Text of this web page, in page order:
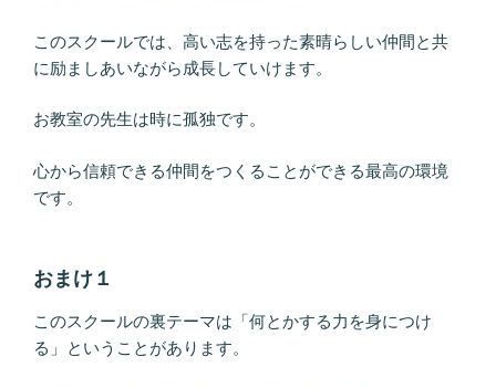
このスクールでは、高い志を持った素晴らしい仲間と共
に励ましあいながら成長していけます。
お教室の先生は時に孤独です。
心から信頼できる仲間をつくることができる最高の環境
です。
おまけ１
このスクールの裏テーマは「何とかする力を身につけ
る」ということがあります。